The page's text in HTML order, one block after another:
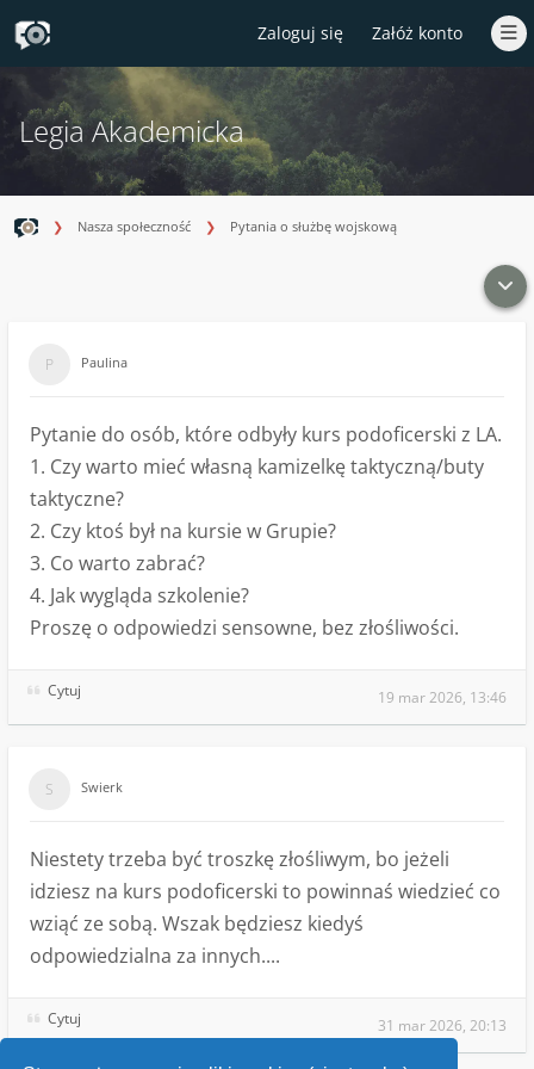
Zaloguj się Załóż konto
Legia Akademicka
Nasza społeczność Pytania o służbę wojskową
Paulina
Pytanie do osób, które odbyły kurs podoficerski z LA.
1. Czy warto mieć własną kamizelkę taktyczną/buty
taktyczne?
2. Czy ktoś był na kursie w Grupie?
3. Co warto zabrać?
4. Jak wygląda szkolenie?
Proszę o odpowiedzi sensowne, bez złośliwości.
Cytuj 19 mar 2026, 13:46
Swierk
Niestety trzeba być troszkę złośliwym, bo jeżeli
idziesz na kurs podoficerski to powinnaś wiedzieć co
wziąć ze sobą. Wszak będziesz kiedyś
odpowiedzialna za innych....
Cytuj 31 mar 2026, 20:13